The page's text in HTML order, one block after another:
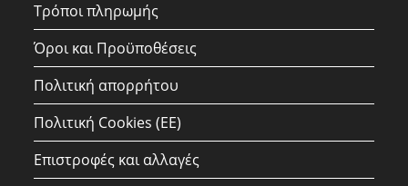
Τρόποι πληρωμής
Όροι και Προϋποθέσεις
Πολιτική απορρήτου
Πολιτική Cookies (ΕΕ)
Επιστροφές και αλλαγές